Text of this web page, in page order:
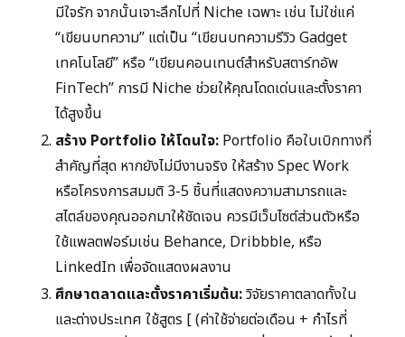
มีใจรัก จากนั้นเจาะลึกไปที่ Niche เฉพาะ เช่น ไม่ใช่แค่
“เขียนบทความ” แต่เป็น “เขียนบทความรีวิว Gadget
เทคโนโลยี” หรือ “เขียนคอนเทนต์สำหรับสตาร์ทอัพ
FinTech” การมี Niche ช่วยให้คุณโดดเด่นและตั้งราคา
ได้สูงขึ้น
สร้าง Portfolio ให้โดนใจ: Portfolio คือใบเบิกทางที่
สำคัญที่สุด หากยังไม่มีงานจริง ให้สร้าง Spec Work
หรือโครงการสมมติ 3-5 ชิ้นที่แสดงความสามารถและ
สไตล์ของคุณออกมาให้ชัดเจน ควรมีเว็บไซต์ส่วนตัวหรือ
ใช้แพลตฟอร์มเช่น Behance, Dribbble, หรือ
LinkedIn เพื่อจัดแสดงผลงาน
ศึกษาตลาดและตั้งราคาเริ่มต้น:วิจัยราคาตลาดทั้งใน
และต่างประเทศ ใช้สูตร [ (ค่าใช้จ่ายต่อเดือน + กำไรที่